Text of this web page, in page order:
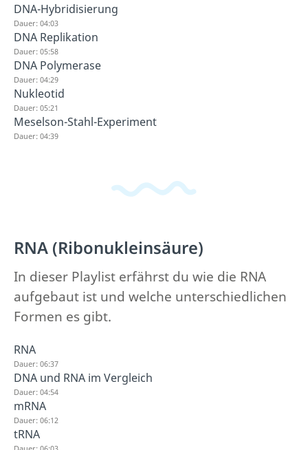
DNA-Hybridisierung
Dauer: 04:03
DNA Replikation
Dauer: 05:58
DNA Polymerase
Dauer: 04:29
Nukleotid
Dauer: 05:21
Meselson-Stahl-Experiment
Dauer: 04:39
RNA (Ribonukleinsäure)
In dieser Playlist erfährst du wie die RNA
aufgebaut ist und welche unterschiedlichen
Formen es gibt.
RNA
Dauer: 06:37
DNA und RNA im Vergleich
Dauer: 04:54
mRNA
Dauer: 06:12
tRNA